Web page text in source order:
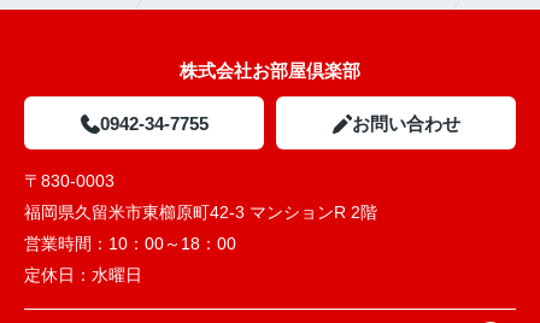
株式会社お部屋倶楽部
0942-34-7755 お問い合わせ
〒830-0003
福岡県久留米市東櫛原町42-3 マンションR 2階
営業時間： 10：00～18：00
定休日： 水曜日